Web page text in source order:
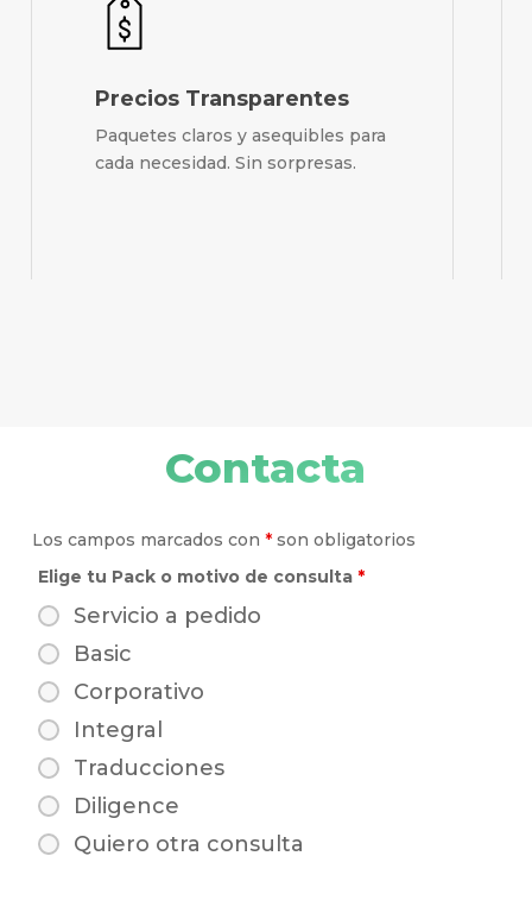
Precios Transparentes
Paquetes claros y asequibles para
cada necesidad. Sin sorpresas.
Contacta
Los campos marcados con *son obligatorios
Elige tu Pack o motivo de consulta *
Servicio a pedido
Basic
Corporativo
Integral
Traducciones
Diligence
Quiero otra consulta